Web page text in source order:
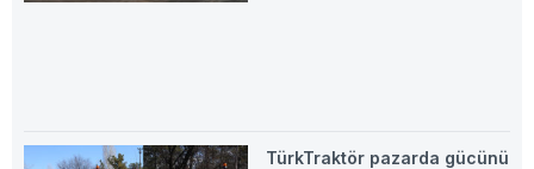
TürkTraktör pazarda gücünü